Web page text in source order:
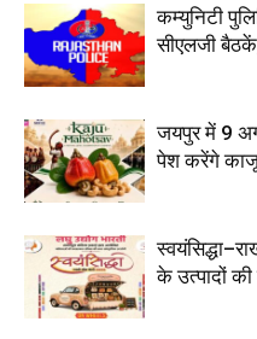
कम्युनिटी
सीएलजी
जयपुर में 9
पेश करेंगे काजू
के उत्पादों की